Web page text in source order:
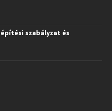
szabályzat és